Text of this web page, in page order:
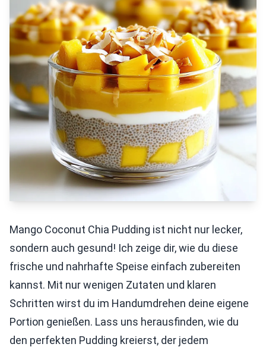
Mango Coconut Chia Pudding ist nicht nur lecker,
sondern auch gesund! Ich zeige dir, wie du diese
frische und nahrhafte Speise einfach zubereiten
kannst. Mit nur wenigen Zutaten und klaren
Schritten wirst du im Handumdrehen deine eigene
Portion genießen. Lass uns herausfinden, wie du
den perfekten Pudding kreierst, der jedem